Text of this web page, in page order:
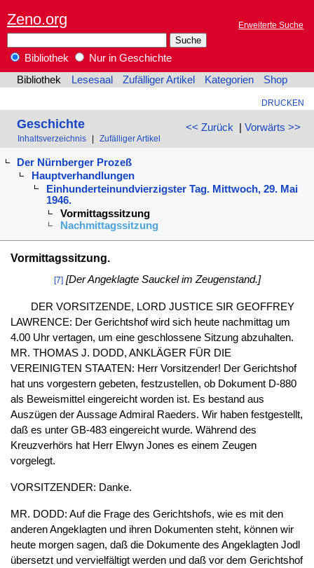
Zeno.org Erweiterte Suche
Bibliothek
Nur in Geschichte
Bibliothek
Lesesaal Zufälliger Artikel Kategorien Shop
DRUCKEN
<< Zurück | Vorwärts >>
Geschichte
Inhaltsverzeichnis Zufälliger Artikel
Der Nürnberger Prozeß
Hauptverhandlungen
Einhunderteinundvierzigster Tag. Mittwoch, 29. Mai
1946.
Vormittagssitzung
Nachmittagssitzung
Vormittagssitzung.
[7] [Der Angeklagte Sauckel im Zeugenstand.]
DER VORSITZENDE, LORD JUSTICE SIR GEOFFREY
LAWRENCE: Der Gerichtshof wird sich heute nachmittag um
4.00 Uhr vertagen, um eine geschlossene Sitzung abzuhalten.
MR. THOMAS J. DODD, ANKLÄGER FÜR DIE
VEREINIGTEN STAATEN: Herr Vorsitzender! Der Gerichtshof
hat uns vorgestern gebeten, festzustellen, ob Dokument D-880
als Beweismittel eingereicht worden ist. Es bestand aus
Auszügen der Aussage Admiral Raeders. Wir haben festgestellt,
daß es unter GB-483 eingereicht wurde. Während des
Kreuzverhörs hat Herr Elwyn Jones es einem Zeugen
vorgelegt.
VORSITZENDER: Danke.
MR. DODD: Auf die Frage des Gerichtshofs, wie es mit den
anderen Angeklagten und ihren Dokumenten steht, können wir
heute morgen sagen, daß die Dokumente des Angeklagten Jodl
übersetzt und vervielfältigt werden und daß vor dem Gerichtshof